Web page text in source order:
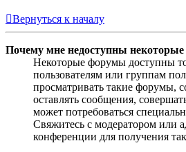
Вернуться к началу
Почему мне недоступны
Некоторые форумы доступны
пользователям или группам
просматривать такие форумы,
оставлять сообщения,
может потребоваться
Свяжитесь с модератором или
конференции для получения